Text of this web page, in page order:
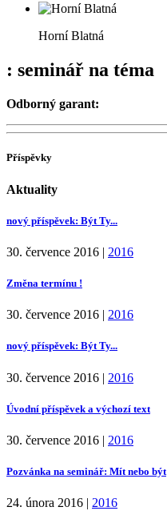
Horní Blatná
: seminář na téma
Odborný garant:
Příspěvky
Aktuality
nový příspěvek: Být Ty...
30. července 2016 | 2016
Změna termínu !
30. července 2016 | 2016
nový příspěvek: Být Ty...
30. července 2016 | 2016
Úvodní příspěvek a výchozí text
30. července 2016 | 2016
Pozvánka na seminář: Mít nebo být
24. února 2016 | 2016